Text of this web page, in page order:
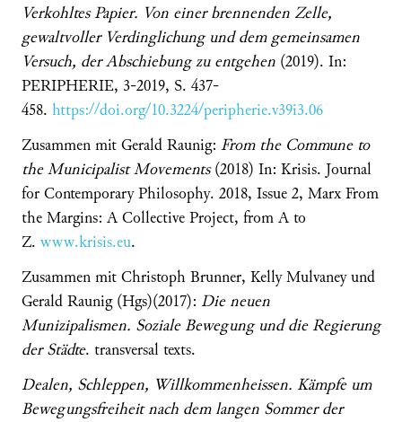
Verkohltes Papier. Von einer brennenden Zelle,
gewaltvoller Verdinglichung und dem gemeinsamen
Versuch, der Abschiebung zu entgehen (2019). In:
PERIPHERIE, 3-2019, S. 437-
458. https://doi.org/10.3224/peripherie.v39i3.06
Zusammen mit Gerald Raunig: From the Commune to
the Municipalist Movements(2018) In: Krisis. Journal
for Contemporary Philosophy. 2018, Issue 2, Marx From
the Margins: A Collective Project, from A to
Z. www.krisis.eu.
Zusammen mit Christoph Brunner, Kelly Mulvaney und
Gerald Raunig (Hgs)(2017): Die neuen
Munizipalismen. Soziale Bewegung und die Regierung
der Städte. transversal texts.
Dealen, Schleppen, Willkommenheissen. Kämpfe um
Bewegungsfreiheit nach dem langen Sommer der